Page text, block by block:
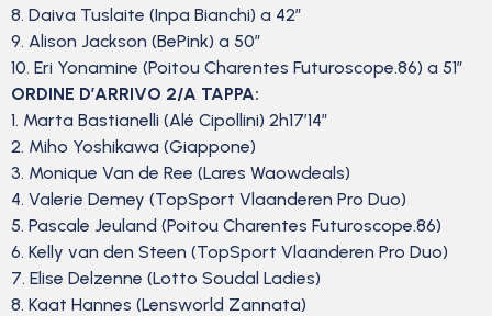
8. Daiva Tuslaite (Inpa Bianchi) a 42″
9. Alison Jackson (BePink) a 50″
10. Eri Yonamine (Poitou Charentes Futuroscope.86) a 51″
ORDINE D’ARRIVO 2/A TAPPA:
1. Marta Bastianelli (Alé Cipollini) 2h17’14”
2. Miho Yoshikawa (Giappone)
3. Monique Van de Ree (Lares Waowdeals)
4. Valerie Demey (TopSport Vlaanderen Pro Duo)
5. Pascale Jeuland (Poitou Charentes Futuroscope.86)
6. Kelly van den Steen (TopSport Vlaanderen Pro Duo)
7. Elise Delzenne (Lotto Soudal Ladies)
8. Kaat Hannes (Lensworld Zannata)